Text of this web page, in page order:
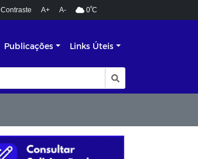
Contraste A+ A- 0ºC
Publicações Links Úteis